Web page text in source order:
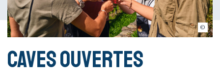
Marcellin Piguet
Caves Ouvertes